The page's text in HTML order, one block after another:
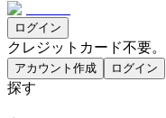
ログイン
クレジットカード不要
アカウント作成 ログイン
探す